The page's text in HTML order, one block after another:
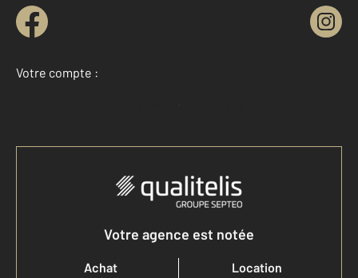
Votre compte :
Accéder à mon compte
Votre agence est notée
Achat
Location